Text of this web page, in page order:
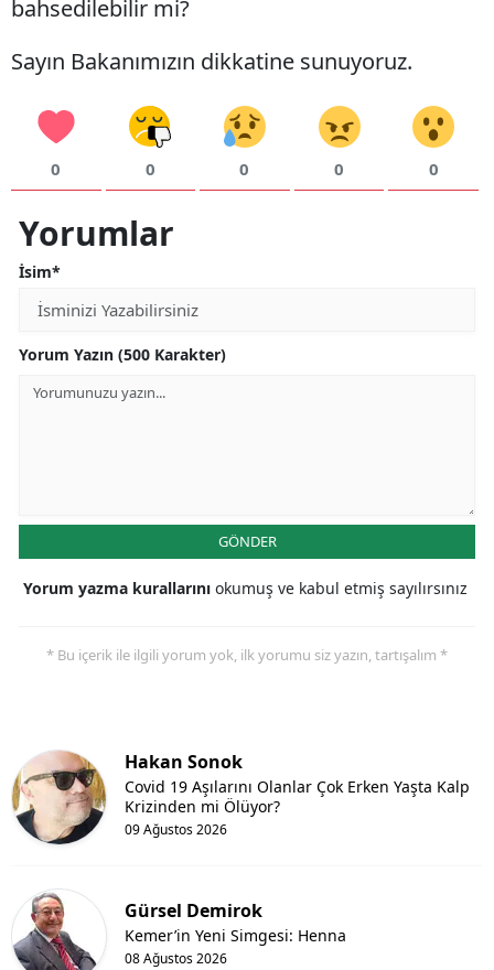
bahsedilebilir mi?
Sayın Bakanımızın dikkatine sunuyoruz.
0 0 0 0 0
Yorumlar
İsim*
Yorum Yazın (500 Karakter)
GÖNDER
Yorum yazma kurallarını okumuş ve kabul etmiş sayılırsınız
* Bu içerik ile ilgili yorum yok, ilk yorumu siz yazın, tartışalım *
Hakan Sonok
09 Ağustos 2026
Covid 19 Aşılarını Olanlar Çok Erken Yaşta Kalp
Krizinden mi Ölüyor?
Gürsel Demirok
08 Ağustos 2026
Kemer’in Yeni Simgesi: Henna